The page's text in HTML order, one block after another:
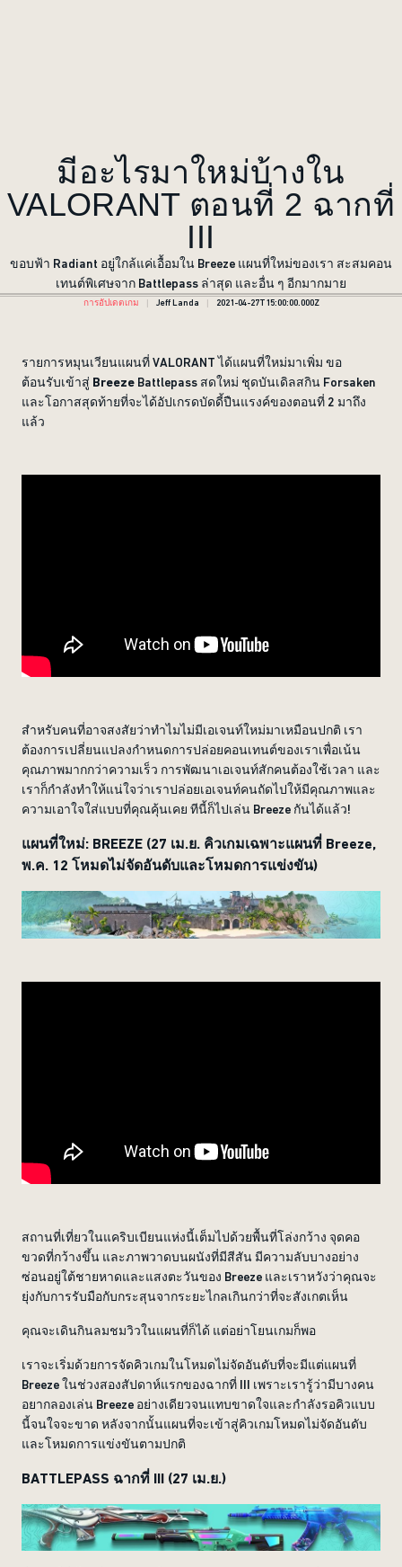
มีอะไรมาใหม่บ้างใน
VALORANT ตอนที่ 2 ฉากที่
III
ขอบฟ้า Radiant อยู่ใกล้แค่เอื้อมใน Breeze แผนที่ใหม่ของเรา สะสมคอน
เทนต์พิเศษจาก Battlepass ล่าสุด และอื่น ๆ อีกมากมาย
การอัปเดตเกม Jeff Landa 2021-04-27T15:00:00.000Z
รายการหมุนเวียนแผนที่ VALORANT ได้แผนที่ใหม่มาเพิ่ม ขอ
ต้อนรับเข้าสู่ Breeze Battlepass สดใหม่ ชุดบันเดิลสกิน Forsaken
และโอกาสสุดท้ายที่จะได้อัปเกรดบัดดี้ปืนแรงค์ของตอนที่ 2 มาถึง
แล้ว
สำหรับคนที่อาจสงสัยว่าทำไมไม่มีเอเจนท์ใหม่มาเหมือนปกติ เรา
ต้องการเปลี่ยนแปลงกำหนดการปล่อยคอนเทนต์ของเราเพื่อเน้น
คุณภาพมากกว่าความเร็ว การพัฒนาเอเจนท์สักคนต้องใช้เวลา และ
เราก็กำลังทำให้แน่ใจว่าเราปล่อยเอเจนท์คนถัดไปให้มีคุณภาพและ
ความเอาใจใส่แบบที่คุณคุ้นเคย ทีนี้ก็ไปเล่น Breeze กันได้แล้ว!
แผนที่ใหม่: BREEZE (27 เม.ย. คิวเกมเฉพาะแผนที่ Breeze,
พ.ค. 12 โหมดไม่จัดอันดับและโหมดการแข่งขัน)
สถานที่เที่ยวในแคริบเบียนแห่งนี้เต็มไปด้วยพื้นที่โล่งกว้าง จุดคอ
ขวดที่กว้างขึ้น และภาพวาดบนผนังที่มีสีสัน มีความลับบางอย่าง
ซ่อนอยู่ใต้ชายหาดและแสงตะวันของ Breeze และเราหวังว่าคุณจะ
ยุ่งกับการรับมือกับกระสุนจากระยะไกลเกินกว่าที่จะสังเกตเห็น
คุณจะเดินกินลมชมวิวในแผนที่ก็ได้ แต่อย่าโยนเกมก็พอ
เราจะเริ่มด้วยการจัดคิวเกมในโหมดไม่จัดอันดับที่จะมีแต่แผนที่
Breeze ในช่วงสองสัปดาห์แรกของฉากที่ III เพราะเรารู้ว่ามีบางคน
อยากลองเล่น Breeze อย่างเดียวจนแทบขาดใจและกำลังรอคิวแบบ
นี้จนใจจะขาด หลังจากนั้นแผนที่จะเข้าสู่คิวเกมโหมดไม่จัดอันดับ
และโหมดการแข่งขันตามปกติ
BATTLEPASS ฉากที่ III (27 เม.ย.)